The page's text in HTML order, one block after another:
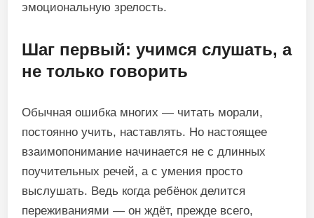
эмоциональную зрелость.
Шаг первый: учимся слушать, а
не только говорить
Обычная ошибка многих — читать морали,
постоянно учить, наставлять. Но настоящее
взаимопонимание начинается не с длинных
поучительных речей, а с умения просто
выслушать. Ведь когда ребёнок делится
переживаниями — он ждёт, прежде всего,